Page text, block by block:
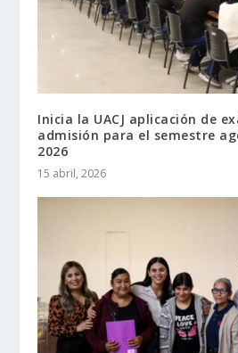
Inicia la UACJ aplicación de
admisión para el semestre
2026
15 abril, 2026